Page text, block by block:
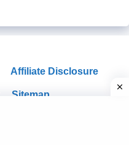
Affiliate Disclosure
Sitemap